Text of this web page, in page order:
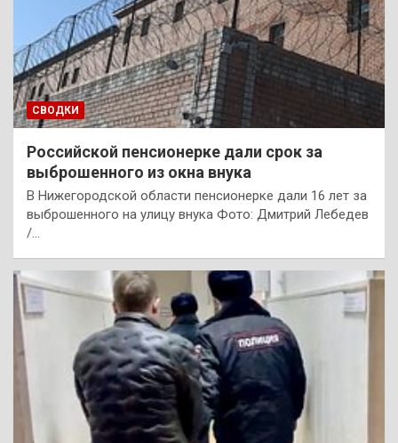
СВОДКИ
Российской пенсионерке дали срок за
выброшенного из окна внука
В Нижегородской области пенсионерке дали 16 лет за
выброшенного на улицу внука Фото: Дмитрий Лебедев
/…